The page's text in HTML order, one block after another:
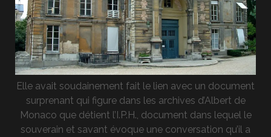
Elle avait soudainement fait le lien avec un document
surprenant qui figure dans les archives d’Albert de
Monaco que détient l’I.P.H., document dans lequel le
souverain et savant évoque une conversation qu’il a